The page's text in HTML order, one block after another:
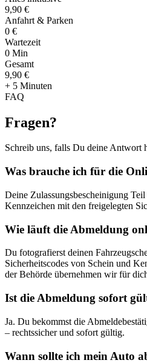
9,90 €
Anfahrt & Parken
0 €
Wartezeit
0 Min
Gesamt
9,90 €
+ 5 Minuten
FAQ
Fragen?
Schreib uns, falls Du deine Antwort
Was brauche ich für die
Deine Zulassungsbescheinigung
Kennzeichen mit den freigelegten
Wie läuft die Abmeldung
Du fotografierst deinen
Sicherheitscodes von Schein und
der Behörde übernehmen wir für
Ist die Abmeldung sofort
Ja. Du bekommst die
– rechtssicher und sofort gültig.
Wann sollte ich mein Auto